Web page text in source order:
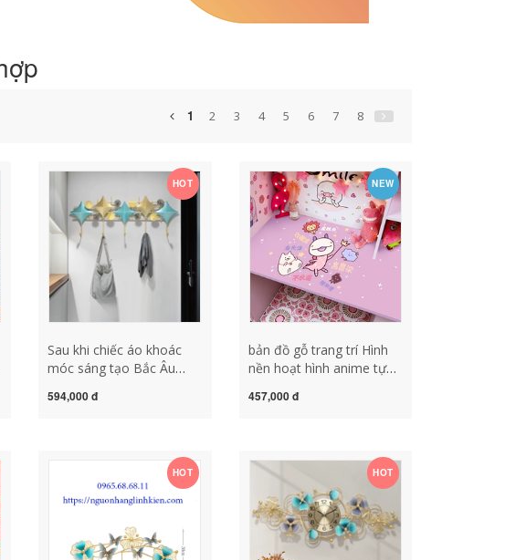
1 2 3 4 5 6 7 8
HOT
Sau khi chiếc áo khoác
móc sáng tạo Bắc Âu
loại tường áo kệ móc
594,000 đ
NEW
bản đồ gỗ trang trí Hình
nền hoạt hình anime tự
dán máy tính để bàn
dính nhãn dán tân trang
máy tính để bàn đồ trang
trí nhà cửa bằng gỗ đồ gỗ
trang trí ô tô
457,000 đ
HOT HOT